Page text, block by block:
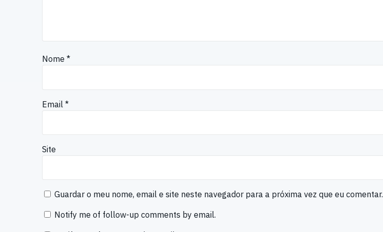
Nome *
Email *
Site
Guardar o meu nome, email e site neste navegador para a próxima vez que eu comentar.
Notify me of follow-up comments by email.